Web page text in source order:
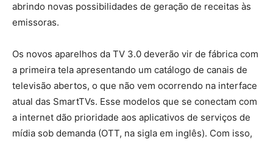
abrindo novas possibilidades de geração de receitas às
emissoras.
Os novos aparelhos da TV 3.0 deverão vir de fábrica com
a primeira tela apresentando um catálogo de canais de
televisão abertos, o que não vem ocorrendo na interface
atual das SmartTVs. Esse modelos que se conectam com
a internet dão prioridade aos aplicativos de serviços de
mídia sob demanda (OTT, na sigla em inglês). Com isso,